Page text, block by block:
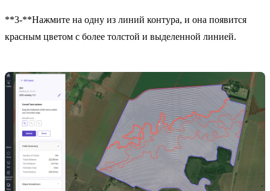
**3-**Нажмите на одну из линий контура, и она появится
красным цветом с более толстой и выделенной линией.